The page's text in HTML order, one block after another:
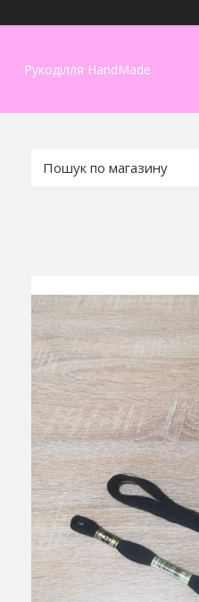
Рукоділля HandMade